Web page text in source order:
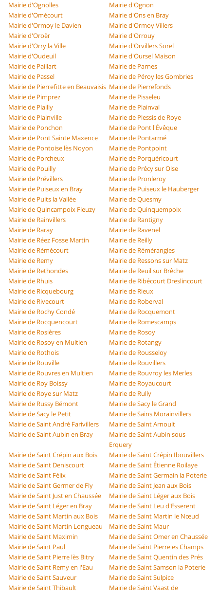
Mairie d'Ognolles
Mairie d'Ognon
Mairie d'Omécourt
Mairie d'Ons en Bray
Mairie d'Ormoy le Davien
Mairie d'Ormoy Villers
Mairie d'Oroër
Mairie d'Orrouy
Mairie d'Orry la Ville
Mairie d'Orvillers Sorel
Mairie d'Oudeuil
Mairie d'Oursel Maison
Mairie de Paillart
Mairie de Parnes
Mairie de Passel
Mairie de Péroy les Gombries
Mairie de Pierrefitte en Beauvaisis Mairie de Pierrefonds
Mairie de Pimprez
Mairie de Pisseleu
Mairie de Plailly
Mairie de Plainval
Mairie de Plainville
Mairie de Plessis de Roye
Mairie de Ponchon
Mairie de Pont l'Évêque
Mairie de Pont Sainte Maxence
Mairie de Pontarmé
Mairie de Pontoise lès Noyon
Mairie de Pontpoint
Mairie de Porcheux
Mairie de Porquéricourt
Mairie de Pouilly
Mairie de Précy sur Oise
Mairie de Prévillers
Mairie de Pronleroy
Mairie de Puiseux en Bray
Mairie de Puiseux le Hauberger
Mairie de Puits la Vallée
Mairie de Quesmy
Mairie de Quincampoix Fleuzy
Mairie de Quinquempoix
Mairie de Rainvillers
Mairie de Rantigny
Mairie de Raray
Mairie de Ravenel
Mairie de Réez Fosse Martin
Mairie de Reilly
Mairie de Rémécourt
Mairie de Rémérangles
Mairie de Remy
Mairie de Ressons sur Matz
Mairie de Rethondes
Mairie de Reuil sur Brêche
Mairie de Rhuis
Mairie de Ribécourt Dreslincourt
Mairie de Ricquebourg
Mairie de Rieux
Mairie de Rivecourt
Mairie de Roberval
Mairie de Rochy Condé
Mairie de Rocquemont
Mairie de Rocquencourt
Mairie de Romescamps
Mairie de Rosières
Mairie de Rosoy
Mairie de Rosoy en Multien
Mairie de Rotangy
Mairie de Rothois
Mairie de Rousseloy
Mairie de Rouville
Mairie de Rouvillers
Mairie de Rouvres en Multien
Mairie de Rouvroy les Merles
Mairie de Roy Boissy
Mairie de Royaucourt
Mairie de Roye sur Matz
Mairie de Rully
Mairie de Russy Bémont
Mairie de Sacy le Grand
Mairie de Sacy le Petit
Mairie de Sains Morainvillers
Mairie de Saint André Farivillers
Mairie de Saint Arnoult
Mairie de Saint Aubin en Bray
Mairie de Saint Aubin sous
Erquery
Mairie de Saint Crépin aux Bois
Mairie de Saint Crépin Ibouvillers
Mairie de Saint Deniscourt
Mairie de Saint Étienne Roilaye
Mairie de Saint Félix
Mairie de Saint Germain la Poterie
Mairie de Saint Germer de Fly
Mairie de Saint Jean aux Bois
Mairie de Saint Just en Chaussée
Mairie de Saint Léger aux Bois
Mairie de Saint Léger en Bray
Mairie de Saint Leu d'Esserent
Mairie de Saint Martin aux Bois
Mairie de Saint Martin le Nœud
Mairie de Saint Martin Longueau
Mairie de Saint Maur
Mairie de Saint Maximin
Mairie de Saint Omer en Chaussée
Mairie de Saint Paul
Mairie de Saint Pierre es Champs
Mairie de Saint Pierre lès Bitry
Mairie de Saint Quentin des Prés
Mairie de Saint Remy en l'Eau
Mairie de Saint Samson la Poterie
Mairie de Saint Sauveur
Mairie de Saint Sulpice
Mairie de Saint Thibault
Mairie de Saint Vaast de